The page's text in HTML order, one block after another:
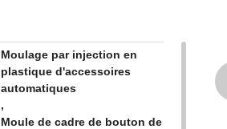
Moulage par injection en
plastique d'accessoires
automatiques
,
Moule de cadre de bouton de